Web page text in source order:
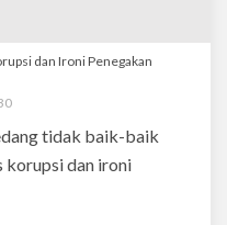
dan Ironi Penegakan
tidak baik-baik
dan ironi